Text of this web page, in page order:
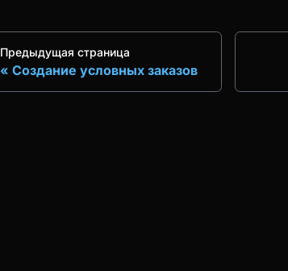
Предыдущая страница
Создание условных заказов